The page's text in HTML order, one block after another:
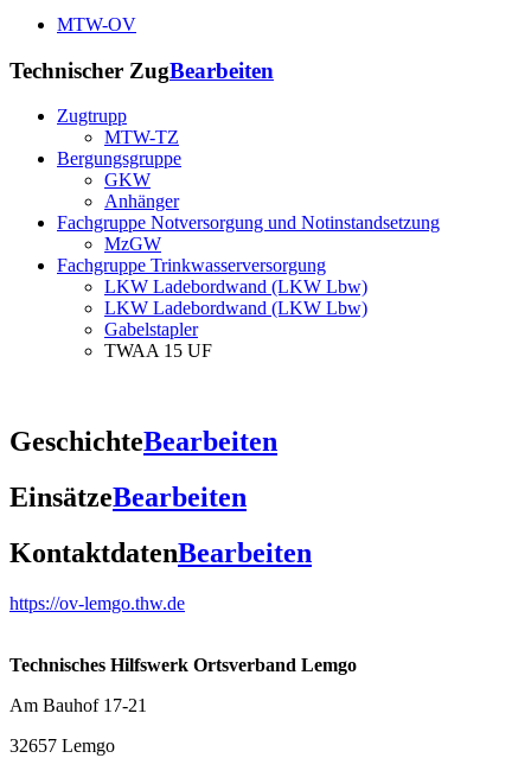
MTW-OV
Technischer ZugBearbeiten
Zugtrupp
MTW-TZ
Bergungsgruppe
GKW
Anhänger
Fachgruppe Notversorgung und Notinstandsetzung
MzGW
Fachgruppe Trinkwasserversorgung
LKW Ladebordwand (LKW Lbw)
LKW Ladebordwand (LKW Lbw)
Gabelstapler
TWAA 15 UF
GeschichteBearbeiten
EinsätzeBearbeiten
KontaktdatenBearbeiten
https://ov-lemgo.thw.de
Technisches Hilfswerk Ortsverband Lemgo
Am Bauhof 17-21
32657 Lemgo